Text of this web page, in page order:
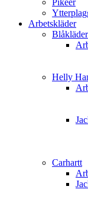
Pikéer
Arbetskläder
Blåkläder
Helly
Carhartt